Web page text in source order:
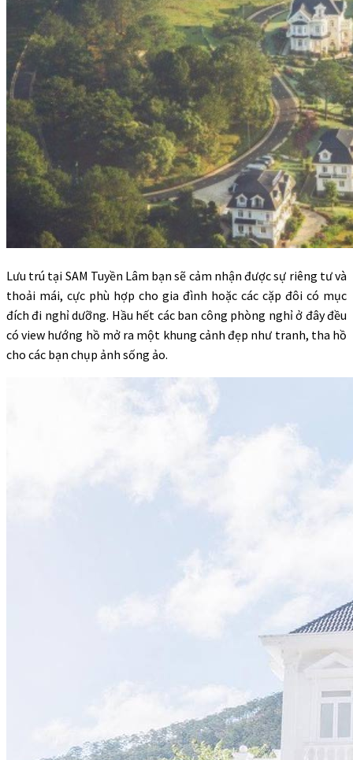
Lưu trú tại SAM Tuyền Lâm bạn sẽ cảm nhận được sự riêng tư và
thoải mái, cực phù hợp cho gia đình hoặc các cặp đôi có mục
đích đi nghỉ dưỡng. Hầu hết các ban công phòng nghỉ ở đây đều
có view hướng hồ mở ra một khung cảnh đẹp như tranh, tha hồ
cho các bạn chụp ảnh sống ảo.